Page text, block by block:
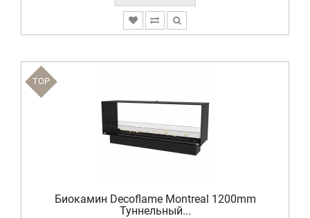
TOP
Биокамин Decoflame Montreal 1200mm
Туннельный...